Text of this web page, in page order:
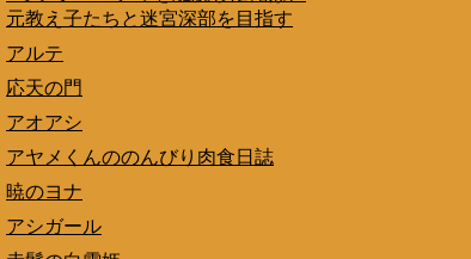
元教え子たちと迷宮深部を目指す
アルテ
応天の門
アオアシ
アヤメくんののんびり肉食日誌
暁のヨナ
アシガール